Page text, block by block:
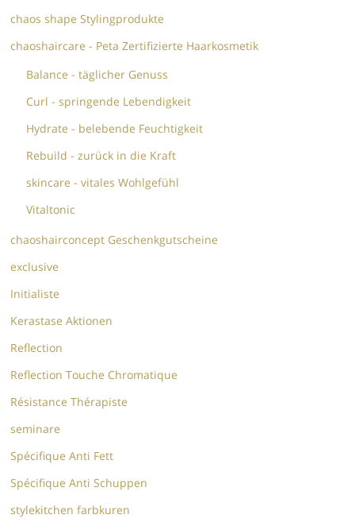
chaos shape Stylingprodukte
chaoshaircare - Peta Zertifizierte Haarkosmetik
Balance - täglicher Genuss
Curl - springende Lebendigkeit
Hydrate - belebende Feuchtigkeit
Rebuild - zurück in die Kraft
skincare - vitales Wohlgefühl
Vitaltonic
chaoshairconcept Geschenkgutscheine
exclusive
Initialiste
Kerastase Aktionen
Reflection
Reflection Touche Chromatique
Résistance Thérapiste
seminare
Spécifique Anti Fett
Spécifique Anti Schuppen
stylekitchen farbkuren